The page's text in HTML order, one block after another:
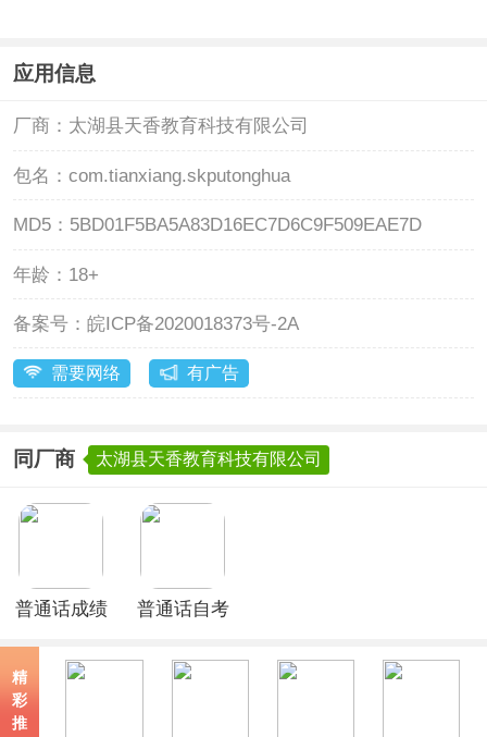
应用信息
厂商： 太湖县天香教育科技有限公司
包名： com.tianxiang.skputonghua
MD5： 5BD01F5BA5A83D16EC7D6C9F509EAE7D
年龄： 18+
备案号： 皖ICP备2020018373号-2A
需要网络 有广告
同厂商 太湖县天香教育科技有限公司
普通话成绩
普通话自考
精
彩
推